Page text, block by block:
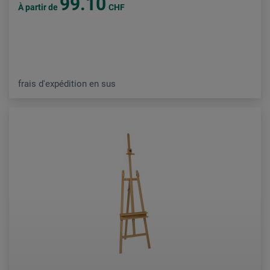
À partir de CHF
frais d'expédition en sus